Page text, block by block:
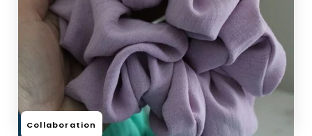
Collaboration